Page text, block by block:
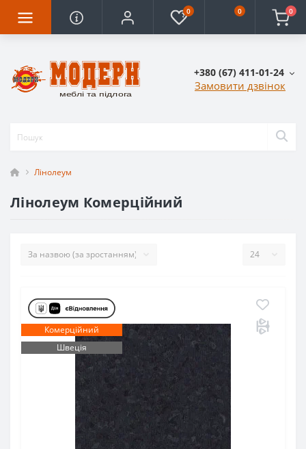
0 0 0
+380 (67) 411-01-24
Замовити дзвінок
Лінолеум
Лінолеум Комерційний
Комерційний
Швеція